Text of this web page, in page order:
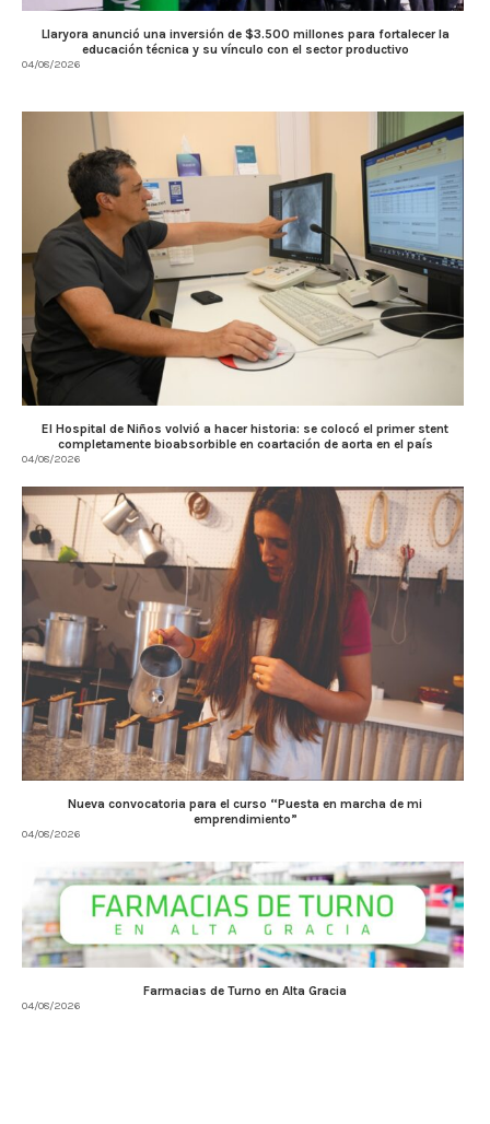
Llaryora anunció una inversión de $3.500 millones para fortalecer la
educación técnica y su vínculo con el sector productivo
04/08/2026
El Hospital de Niños volvió a hacer historia: se colocó el primer stent
completamente bioabsorbible en coartación de aorta en el país
04/08/2026
Nueva convocatoria para el curso “Puesta en marcha de mi
emprendimiento”
04/08/2026
Farmacias de Turno en Alta Gracia
04/08/2026